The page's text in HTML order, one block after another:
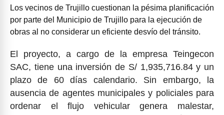
Los vecinos de Trujillo cuestionan la pésima planificación
por parte del Municipio de Trujillo para la ejecución de
obras al no considerar un eficiente desvío del tránsito.
El proyecto, a cargo de la empresa Teingecon
SAC, tiene una inversión de S/ 1,935,716.84 y un
plazo de 60 días calendario. Sin embargo, la
ausencia de agentes municipales y policiales para
ordenar el flujo vehicular genera malestar,